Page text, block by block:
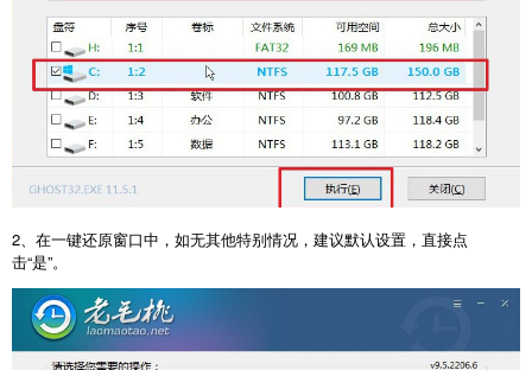
2、在一键还原窗口中，如无其他特别情况，建议默认设置，直接点
击“是”。